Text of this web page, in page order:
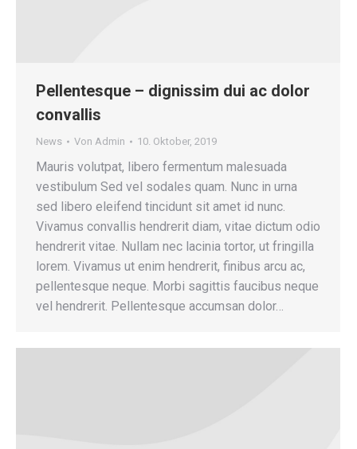
Pellentesque – dignissim dui ac dolor
convallis
News Von Admin 10. Oktober, 2019
Mauris volutpat, libero fermentum malesuada
vestibulum Sed vel sodales quam. Nunc in urna
sed libero eleifend tincidunt sit amet id nunc.
Vivamus convallis hendrerit diam, vitae dictum odio
hendrerit vitae. Nullam nec lacinia tortor, ut fringilla
lorem. Vivamus ut enim hendrerit, finibus arcu ac,
pellentesque neque. Morbi sagittis faucibus neque
vel hendrerit. Pellentesque accumsan dolor…